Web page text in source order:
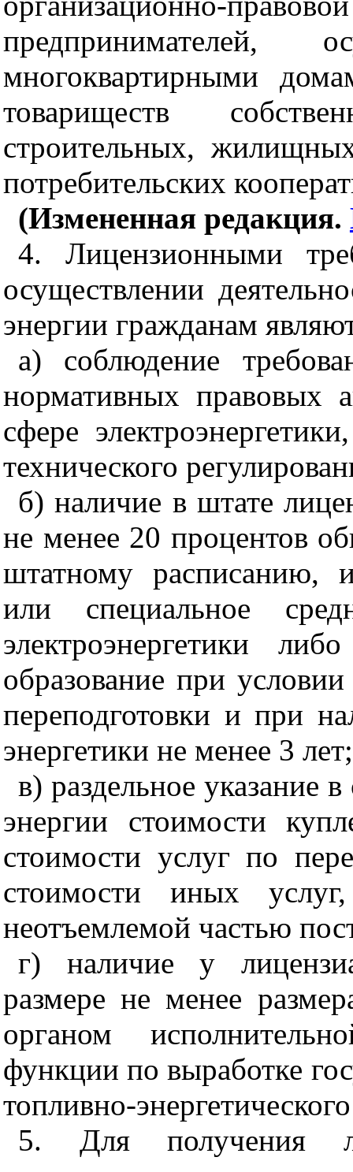
предпринимателей,
многоквартирными
товариществ
строительных,
потребительских
(Измененная редакция.
4. Лицензионными
осуществлении
энергии гражданам
а) соблюдение
нормативных правовых
сфере
технического
б) наличие в штате
не менее 20 процентов
штатному расписанию,
или специальное
электроэнергетики
образование при
переподготовки и при
энергетики не менее 3 лет;
в) раздельное указание
энергии стоимости
стоимости услуг по
стоимости иных
неотъемлемой частью
г) наличие у
размере не менее
органом
функции по выработке
топливно-
5. Для получения